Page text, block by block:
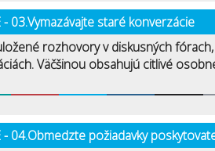
- 03.Vymazávajte staré konverzácie
rozhovory v diskusných fórach,
Väčšinou obsahujú citlivé
- 04.Obmedzte požiadavky